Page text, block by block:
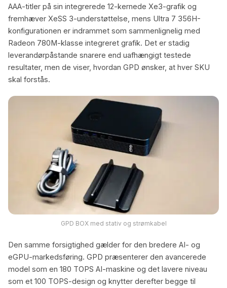
AAA-titler på sin integrerede 12-kernede Xe3-grafik og
fremhæver XeSS 3-understøttelse, mens Ultra 7 356H-
konfigurationen er indrammet som sammenlignelig med
Radeon 780M-klasse integreret grafik. Det er stadig
leverandørpåstande snarere end uafhængigt testede
resultater, men de viser, hvordan GPD ønsker, at hver SKU
skal forstås.
GPD BOX med stativ og strømkabel
Den samme forsigtighed gælder for den bredere AI- og
eGPU-markedsføring. GPD præsenterer den avancerede
model som en 180 TOPS AI-maskine og det lavere niveau
som et 100 TOPS-design og knytter derefter begge til